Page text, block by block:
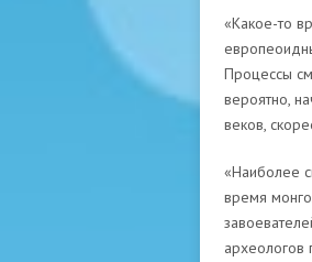
«Какое-то
Процессы
вероятно,
веков,
«Наиболее
время
археологов